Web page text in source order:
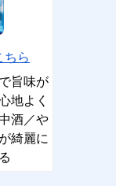
ちら
旨味が
地よく
酒／や
綺麗に